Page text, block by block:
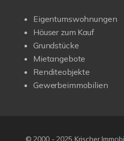
Eigentumswohnungen
Häuser zum Kauf
Grundstücke
Mietangebote
Renditeobjekte
Gewerbeimmobilien
© 2000 - 2025 Krischer